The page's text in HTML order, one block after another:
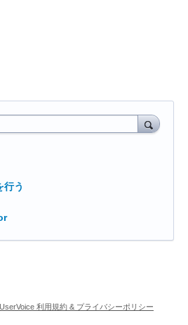
行う
UserVoice 利用規約 & プライバシーポリシー